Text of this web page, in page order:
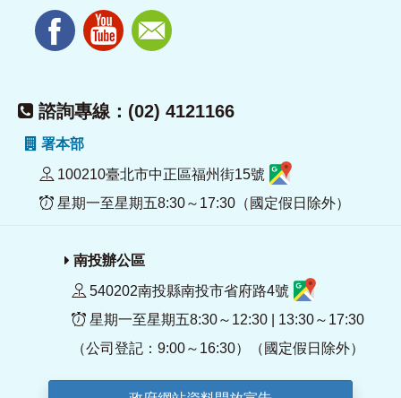
諮詢專線：(02) 4121166
署本部
100210臺北市中正區福州街15號
星期一至星期五8:30～17:30（國定假日除外）
南投辦公區
540202南投縣南投市省府路4號
星期一至星期五8:30～12:30 | 13:30～17:30
（公司登記：9:00～16:30）（國定假日除外）